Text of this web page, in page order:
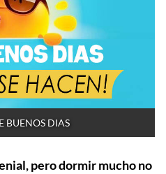
BUENOS DIAS
pero dormir mucho no